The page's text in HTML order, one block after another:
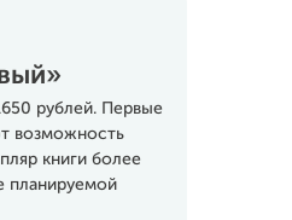
рублей. Первые
возможность
книги более
планируемой